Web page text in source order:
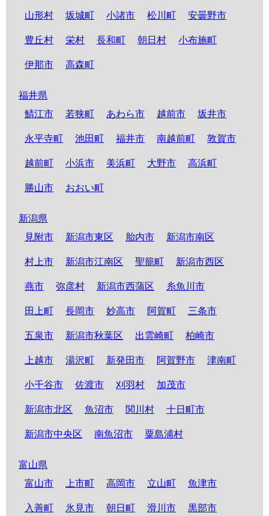
山形村 坂城町 小諸市 松川町 安曇野市
豊丘村 栄村 長和町 朝日村 小布施町
伊那市 高森町
福井県
鯖江市
若狭町 あわら市 越前市 坂井市
永平寺町 池田町 福井市 南越前町 敦賀市
越前町 小浜市 美浜町 大野市 高浜町
勝山市 おおい町
新潟県
見附市
新潟市東区 胎内市 新潟市南区
村上市 新潟市江南区 聖籠町 新潟市西区
燕市 弥彦村 新潟市西蒲区 糸魚川市
田上町 長岡市 妙高市 阿賀町 三条市
五泉市 新潟市秋葉区 出雲崎町 柏崎市
上越市 湯沢町 新発田市 阿賀野市 津南町
小千谷市 佐渡市 刈羽村 加茂市
新潟市北区 魚沼市 関川村 十日町市
新潟市中央区 南魚沼市 粟島浦村
富山県
富山市
上市町 高岡市 立山町 魚津市
入善町 氷見市 朝日町 滑川市 黒部市